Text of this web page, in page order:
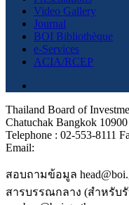
Video Gallery
Journal
BOI Bibliothèque
e-Services
ACIA/RCEP
Thailand Board of
Chatuchak Bangkok
Telephone : 02-553-8111
Email:
สอบถามข้อมูล
สารบรรณกลาง (สำหรับ